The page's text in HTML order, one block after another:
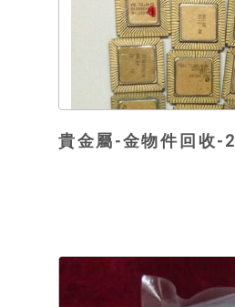
貴金屬-金物件回收-2